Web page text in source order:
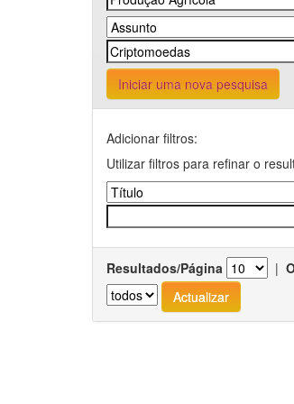
Iniciar uma nova pesquisa
Adicionar filtros:
Utilizar filtros para refinar o
Resultados/Página |